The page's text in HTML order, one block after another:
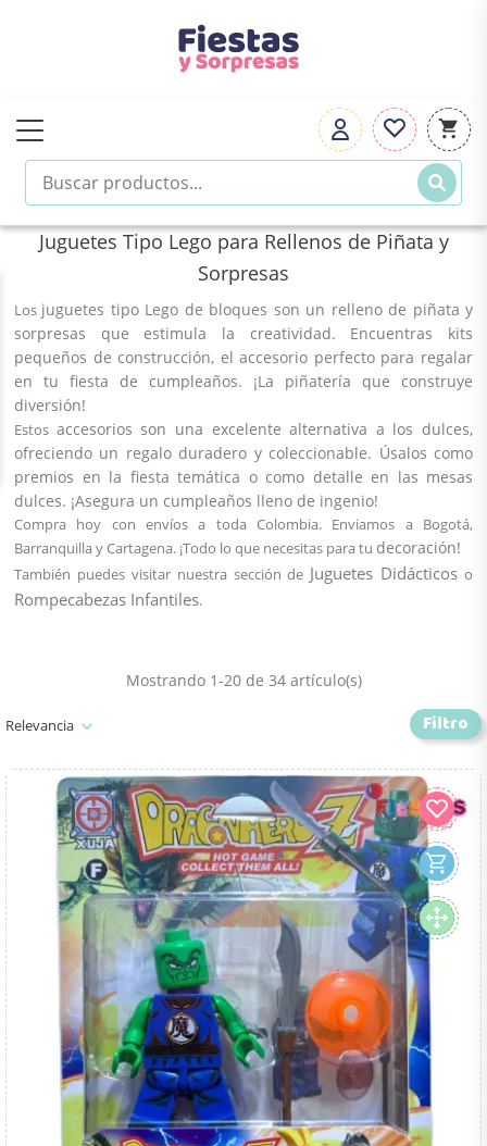
Juguetes Tipo Lego para Rellenos de Piñata y
Sorpresas
Los juguetes tipo Lego de bloques son un rellenode piñata y
sorpresas que estimula la creatividad. Encuentras kits
pequeños de construcción, elaccesorio perfecto para regalar
en tu fiesta de cumpleaños. ¡La piñatería que construye
diversión!
Estos accesorios son una excelente alternativa a los dulces,
ofreciendo un regalo duradero y coleccionable. Úsalos como
premios en la fiesta temática o como detalle en las mesas
dulces. ¡Asegura un cumpleaños lleno de ingenio!
Compra hoy con envíos a toda Colombia. Enviamos a Bogotá,
Barranquilla y Cartagena. ¡Todo lo que necesitas para tu decoración!
También puedes visitar nuestra sección de Juguetes Didácticos o
Rompecabezas Infantiles.
Relevancia Filtro
Mostrando 1-20 de 34 artículo(s)